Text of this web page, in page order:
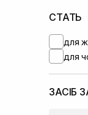
СТАТЬ
для
для
ЗАСІБ